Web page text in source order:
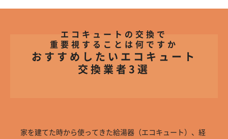
エコキュートの交換で
重要視することは何ですか
おすすめしたいエコキュート
交換業者3選
家を建てた時から使ってきた給湯器（エコキュート）、経